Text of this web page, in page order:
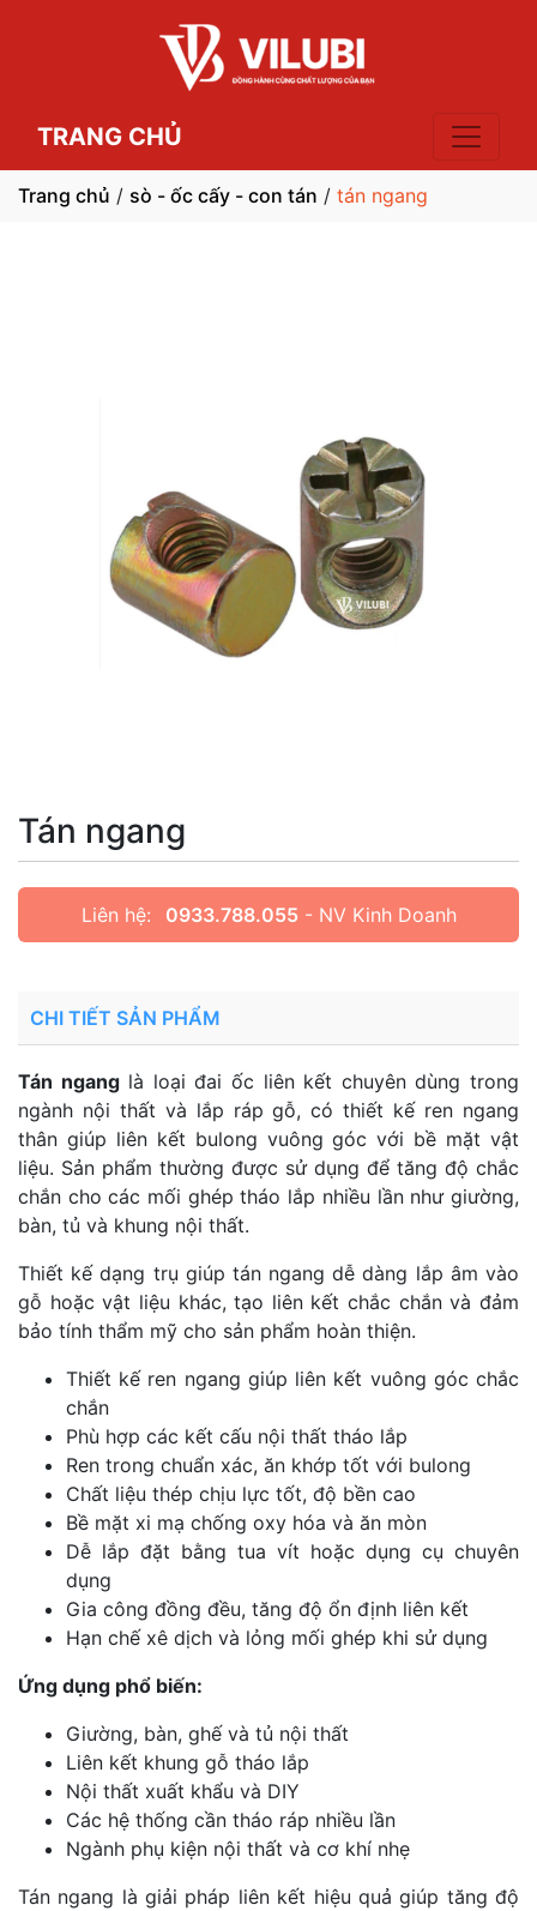
TRANG CHỦ
Trang chủ / sò - ốc cấy - con tán / tán ngang
Tán ngang
Liên hệ: 0933.788.055- NV Kinh Doanh
CHI TIẾT SẢN PHẨM
Tán nganglà loại đai ốc liên kết chuyên dùng trong
ngành nội thất và lắp ráp gỗ, có thiết kế ren ngang
thân giúp liên kết bulong vuông góc với bề mặt vật
liệu. Sản phẩm thường được sử dụng để tăng độ chắc
chắn cho các mối ghép tháo lắp nhiều lần như giường,
bàn, tủ và khung nội thất.
Thiết kế dạng trụ giúp tán ngang dễ dàng lắp âm vào
gỗ hoặc vật liệu khác, tạo liên kết chắc chắn và đảm
bảo tính thẩm mỹ cho sản phẩm hoàn thiện.
Thiết kế ren ngang giúp liên kết vuông góc chắc
chắn
Phù hợp các kết cấu nội thất tháo lắp
Ren trong chuẩn xác, ăn khớp tốt với bulong
Chất liệu thép chịu lực tốt, độ bền cao
Bề mặt xi mạ chống oxy hóa và ăn mòn
Dễ lắp đặt bằng tua vít hoặc dụng cụ chuyên
dụng
Gia công đồng đều, tăng độ ổn định liên kết
Hạn chế xê dịch và lỏng mối ghép khi sử dụng
Ứng dụng phổ biến:
Giường, bàn, ghế và tủ nội thất
Liên kết khung gỗ tháo lắp
Nội thất xuất khẩu và DIY
Các hệ thống cần tháo ráp nhiều lần
Ngành phụ kiện nội thất và cơ khí nhẹ
Tán ngang là giải pháp liên kết hiệu quả giúp tăng độ